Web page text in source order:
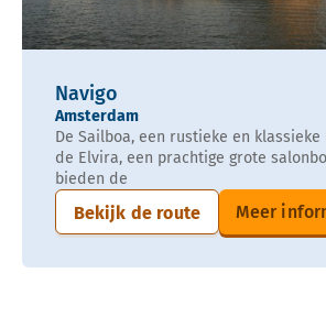
Navigo
Amsterdam
De Sailboa, een rustieke en klassieke
de Elvira, een prachtige grote
bieden de
Bekijk de route Meer